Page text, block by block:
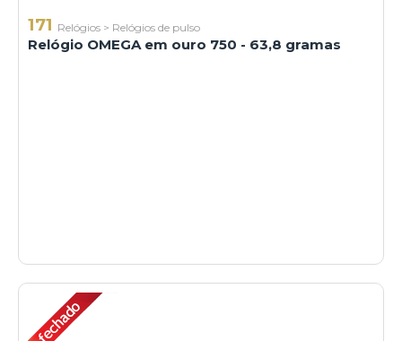
171 Relógios > Relógios de pulso
Relógio OMEGA em ouro 750 - 63,8 gramas